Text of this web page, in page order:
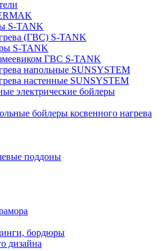
S-TANK
(ГВС) S-TANK
S-TANK
ГВС S-TANK
напольные SUNSYSTEM
настенные SUNSYSTEM
электрические бойлеры
бойлеры косвенного нагрева
поддоны
бордюры
дизайна